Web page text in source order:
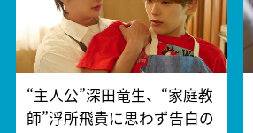
“主人公”深田竜生、“家庭教
師”浮所飛貴に思わず告白の